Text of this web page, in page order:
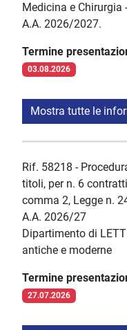
Medicina e Chirurgia -
A.A. 2026/2027.
Termine
03.08.2026
Mostra tutte le
Rif. 58218 -
titoli, per n. 6
comma 2, Legge n.
A.A. 2026/27
Dipartimento di
antiche e moderne
Termine
27.07.2026